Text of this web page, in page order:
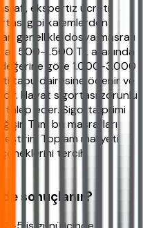
ekspertiz ücreti,
gibi kalemlerden
genellikle dosya masrafı
500-1.500 TL arasında
değerine göre 1.000-3.000
tapu dairesine ödenir ve
Hayat sigortası zorunlu
talep eder. Sigorta primi
Tüm bu masrafları
Toplam maliyeti
tercih
sonuçlanır?